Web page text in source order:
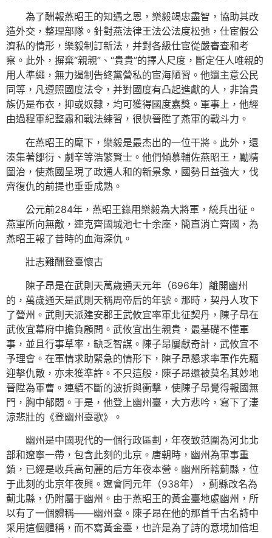
為了酬報燕昭王的知遇之恩，樂毅竭忠盡智，協助其改
造外交，整理部隊。針對燕法律王法公法度松弛，仕宦假公
濟私的情形，樂毅制訂新法，并對各級仕宦從嚴審查和考
察。此外，摒棄“親親”、“貴貴”的擇人尺度，斷定任人唯親的
用人準繩，無力遏制告終黨營私的宦海陋習。他還主意公民
同等，凡遵照國度法令，并對國度有凸起進獻的人，非論貴
族仍是布衣，抑或奴隸，均可獲得國度嘉獎。軍事上，他經
由過程軍紀整肅和戰法練習，很快晉陞了燕軍的戰斗力。
在燕昭王的麾下，樂毅是最杰出的一位干將。此外，還
湊集著鄒衍、劇辛等浩繁賢士。他們傾慕輔佐燕昭王，勵精
圖治，使燕國呈現了政通人和的新景象，國勢日益強大，伐
齊復仇的前提也垂垂成熟。
公元前284年，燕昭王錄用樂毅為大將軍，統兵出征。
燕軍所向無敵，連克齊國城池七十余座，簡直消亡齊國，為
燕昭王報了昔時的血海深仇。
壯志難酬登臺懷古
陳子昂是在武則天萬歲通天元年（696年）離開幽州
的，萬歲通天是武則天稱周帝后的年號。那時，契丹人攻下
了營州。武則天派建安郡王武攸宜率軍北征契丹，陳子昂在
武攸宜幕府中擔負顧問。武攸宜出生親貴，最基礎不懂軍
事，並且行事草率，缺乏智謀。陳子昂屢獻奇計，武攸宜不
予理會。在軍情求助緊急的情形下，陳子昂懇求率軍作先驅
迎擊仇敵，亦未獲準許。不只這般，陳子昂還被莫名其妙地
晉陞為軍曹。連續不斷的波折與衝擊，使陳子昂覺得報國無
門，胸中郁悶。于是，他登上幽州臺，大方悲吟，寫下了淒
涼悲壯的《登幽州臺歌》。
幽州是中國現代的一個行政區劃，年夜致范圍為河北北
部和遼寧一帶，包含此刻的北京。唐朝時，幽州為軍事重
鎮，已經是收兵高句麗的后方年夜本營。幽州所轄薊縣，位
于此刻的北京年夜興。遼會同元年（938年），薊縣改名為
薊北縣，仍附屬于幽州。由于燕昭王的黃金臺地處幽州，所
以有了一個體稱——幽州臺。陳子昂在他的那首千古名詩中
采用這個體稱，而不寫黃金臺，也許是為了詩的意境加倍坦